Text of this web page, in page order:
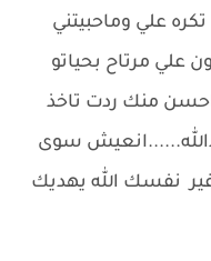
علي وماحبيتني
مرتاح بحياتو
منك ردت تاخذ
سوى
نفسك الله يهديك